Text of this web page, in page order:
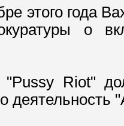
этого года
о
"Pussy Riot"
деятельность